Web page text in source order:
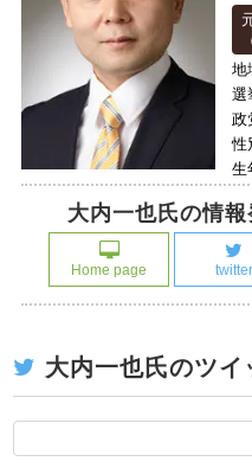
地
選
政
性
生
大内一也氏の情
Home page twitter
大内一也氏のツイ